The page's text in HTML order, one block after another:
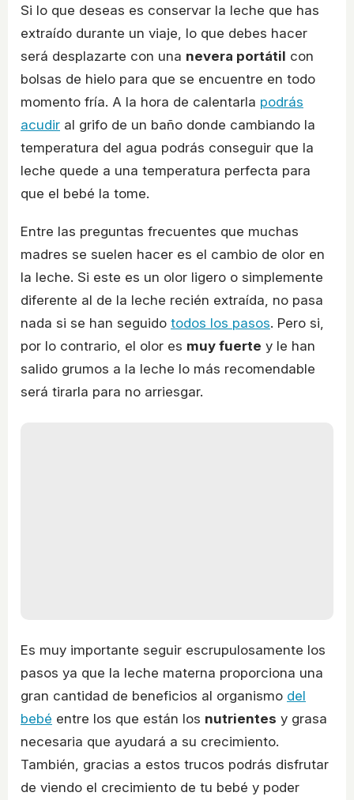
Si lo que deseas es conservar la leche que has
extraído durante un viaje, lo que debes hacer
será desplazarte con una nevera portátil con
bolsas de hielo para que se encuentre en todo
momento fría. A la hora de calentarla podrás
acudir al grifo de un baño donde cambiando la
temperatura del agua podrás conseguir que la
leche quede a una temperatura perfecta para
que el bebé la tome.
Entre las preguntas frecuentes que muchas
madres se suelen hacer es el cambio de olor en
la leche. Si este es un olor ligero o simplemente
diferente al de la leche recién extraída, no pasa
nada si se han seguido todos los pasos. Pero si,
por lo contrario, el olor es muy fuerte y le han
salido grumos a la leche lo más recomendable
será tirarla para no arriesgar.
Es muy importante seguir escrupulosamente los
pasos ya que la leche materna proporciona una
gran cantidad de beneficios al organismo del
bebé entre los que están los nutrientes y grasa
necesaria que ayudará a su crecimiento.
También, gracias a estos trucos podrás disfrutar
de viendo el crecimiento de tu bebé y poder